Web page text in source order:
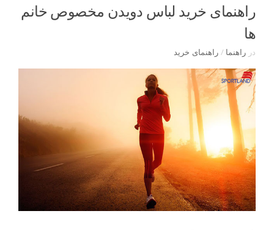
راهنمای خرید لباس دویدن مخصوص خانم
ها
در راهنما / راهنمای خرید